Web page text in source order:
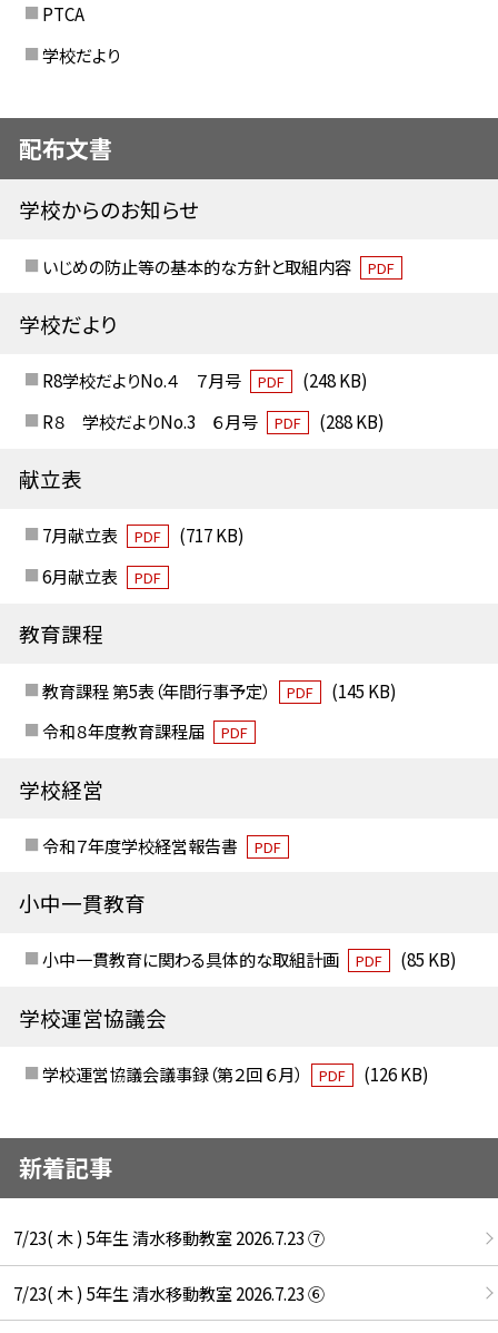
PTCA
学校だより
配布文書
学校からのお知らせ
いじめの防止等の基本的な方針と取組内容 PDF
学校だより
R8学校だよりNo.４ ７月号 PDF
(248 KB)
R８ 学校だよりNo.3 ６月号
PDF (288 KB)
献立表
7月献立表 PDF
(717 KB)
6月献立表
PDF
教育課程
教育課程 第5表（年間行事予定） PDF
(145 KB)
令和８年度教育課程届
PDF
学校経営
令和７年度学校経営報告書 PDF
小中一貫教育
小中一貫教育に関わる具体的な取組計画 PDF (85 KB)
学校運営協議会
学校運営協議会議事録（第２回 ６月） PDF (126 KB)
新着記事
7/23( 木 ) 5年生 清水移動教室 2026.7.23 ⑦
7/23( 木 ) 5年生 清水移動教室 2026.7.23 ⑥